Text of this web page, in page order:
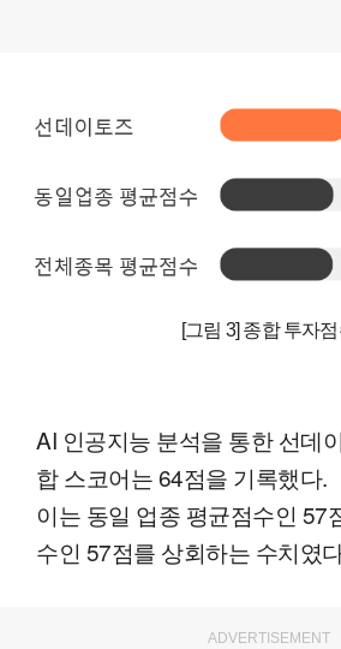
[그림 3] 종합 투자
AI 인공지능 분석을 통한 선데
합 스코어는 64점을 기록했다.
이는 동일 업종 평균점수인 57
수인 57점를 상회하는 수치였
ADVERTISEMENT